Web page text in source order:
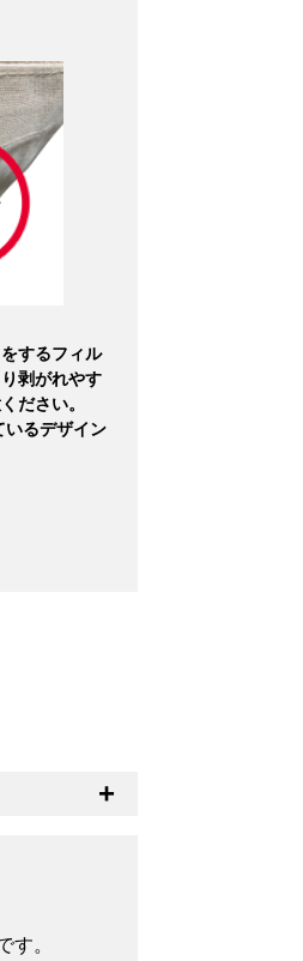
するフィル
剥がれやす
ださい。
るデザイン
す。